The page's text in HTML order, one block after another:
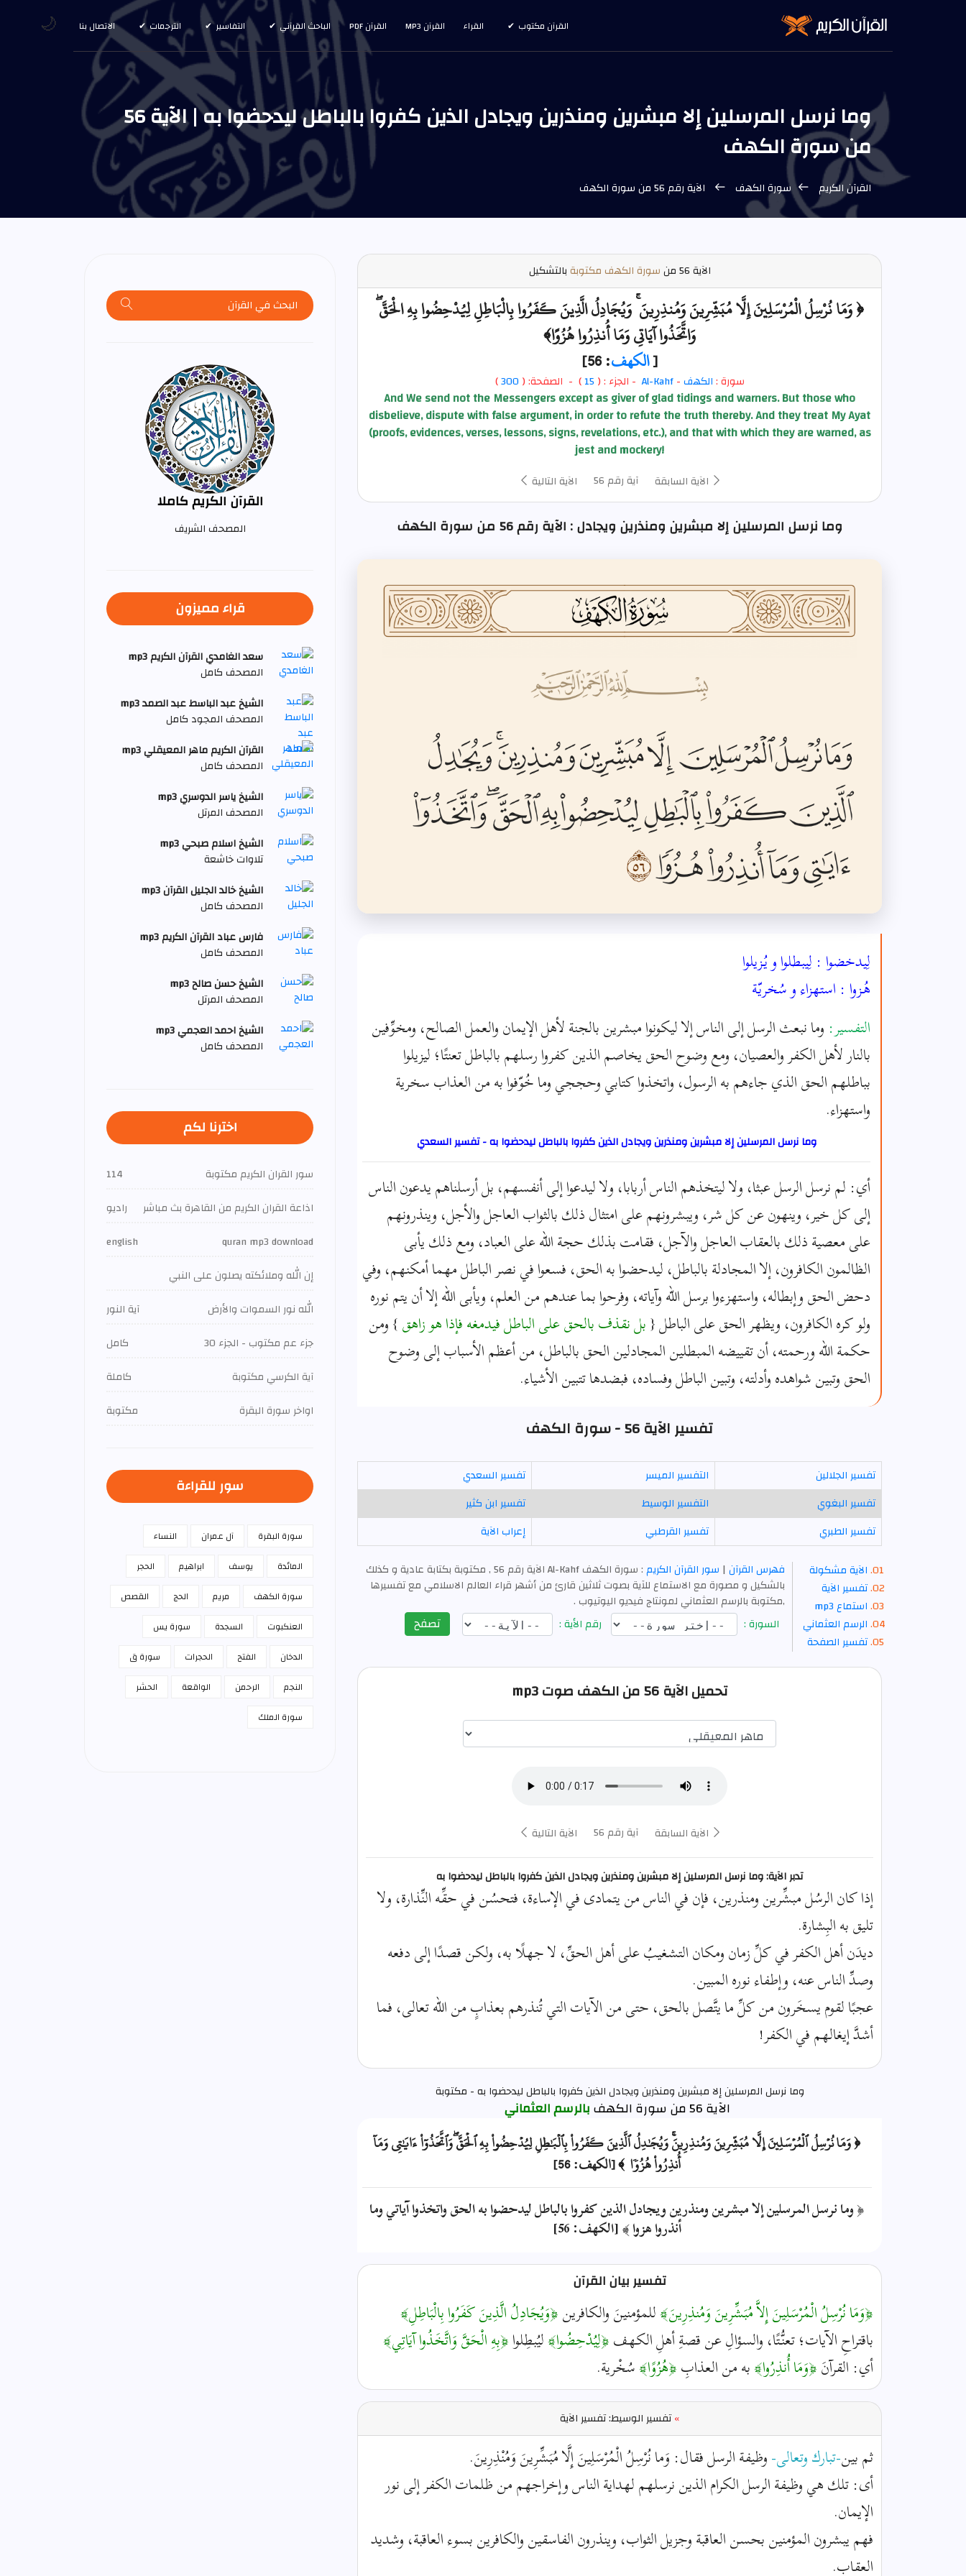
القرآن مكتوب القراء القرآن MP3 القرآن PDF الباحث القرآني التفاسير الترجمات الاتصال بنا
وما نرسل المرسلين إلا مبشرين ومنذرين ويجادل الذين كفروا بالباطل ليدحضوا به | الآية 56
من سورة الكهف
القرآن الكريم سورة الكهف الآية رقم 56 من سورة الكهف
الآية سورة الكهف مكتوبةبالتشكيل
﴿ وَمَا نُرْسِلُ الْمُرْسَلِينَ إِلَّا مُبَشِّرِينَ وَمُنذِرِينَ ۚ وَيُجَادِلُ الَّذِينَ كَفَرُوا بِالْبَاطِلِ لِيُدْحِضُوا بِهِ الْحَقَّ ۖ
وَاتَّخَذُوا آيَاتِي وَمَا أُنذِرُوا هُزُوًا﴾
[الكهف: 56]
سورة :الكهف-
Al-Kahf - الجزء : ( 15) - الصفحة: (300
)
And We send not the Messengers except as giver of glad tidings and warners. But those who
disbelieve, dispute with false argument, in order to refute the truth thereby. And they treat My Ayat
(proofs, evidences, verses, lessons, signs, revelations, etc.), and that with which they are warned, as
jest and mockery!
الآية السابقة آية رقم 56 الآية التالية
وما نرسل المرسلين إلا مبشرين ومنذرين ويجادل : الآية رقم 56 من سورة الكهف
لِيدخضوا : لِيبطلوا و يُـزيلوا
هُـزوا : استهزاء و سُخريّة
التفسير: وما نبعث الرسل إلى الناس إلا ليكونوا مبشرين بالجنة لأهل الإيمان والعمل الصالح، ومخوِّفين
بالنار لأهل الكفر والعصيان، ومع وضوح الحق يخاصم الذين كفروا رسلهم بالباطل تعنتًا؛ ليزيلوا
بباطلهم الحق الذي جاءهم به الرسول، واتخذوا كتابي وحججي وما خُوّفوا به من العذاب سخرية
واستهزاء.
وما نرسل المرسلين إلا مبشرين ومنذرين ويجادل الذين كفروا بالباطل ليدحضوا به - تفسير السعدي
أي: لم نرسل الرسل عبثا، ولا ليتخذهم الناس أربابا، ولا ليدعوا إلى أنفسهم، بل أرسلناهم يدعون الناس
إلى كل خير، وينهون عن كل شر، ويبشرونهم على امتثال ذلك بالثواب العاجل والأجل، وينذرونهم
على معصية ذلك بالعقاب العاجل والآجل، فقامت بذلك حجة الله على العباد، ومع ذلك يأبى
الظالمون الكافرون، إلا المجادلة بالباطل، ليدحضوا به الحق، فسعوا في نصر الباطل مهما أمكنهم، وفي
دحض الحق وإبطاله، واستهزءوا برسل الله وآياته، وفرحوا بما عندهم من العلم، ويأبى الله إلا أن يتم نوره
ولو كره الكافرون، ويظهر الحق على الباطل {بل نقذف بالحق على الباطل فيدمغه فإذا هو زاهق} ومن
حكمة الله ورحمته، أن تقييضه المبطلين المجادلين الحق بالباطل، من أعظم الأسباب إلى وضوح
الحق وتبين شواهده وأدلته، وتبين الباطل وفساده، فبضدها تتبين الأشياء.
تفسير الآية 56 - سورة الكهف
تفسير الجلالين التفسير الميسر
تفسير السعدي
تفسير البغوي
التفسير الوسيط
تفسير ابن كثير
تفسير الطبري
تفسير القرطبي إعراب الآية
الآية مشكولة
تفسير الآية
استماع mp3
الرسم العثماني
تفسير الصفحة
فهرس القرآن | سور القرآن الكريم
: سورة الكهف Al-Kahf الآية رقم 56 , مكتوبة بكتابة عادية و كذلك
بالشكيل و مصورة مع الاستماع للآية بصوت ثلاثين قارئ من أشهر قراء العالم الاسلامي مع تفسيرها
,مكتوبة بالرسم العثماني لمونتاج فيديو اليوتيوب .
السورة :
رقم الأية : تصفح
تحميل الآية 56 من الكهف صوت mp3
اختيار قارئ الآية
الآية السابقة آية رقم 56 الآية التالية
تدبر الآية: وما نرسل المرسلين إلا مبشرين ومنذرين ويجادل الذين كفروا بالباطل ليدحضوا به
إذا كان الرسُل مبشِّرين ومنذرين، فإن في الناس من يتمادى في الإساءة، فتحسُن في حقِّه النِّذارة، ولا
تليق به البِشارة.
ديدَن أهل الكفر في كلِّ زمان ومكان التشغيبُ على أهل الحقِّ، لا جهلًا به، ولكن قصدًا إلى دفعه
وصدِّ الناس عنه، وإطفاء نوره المبين.
عجبًا لقوم يسخَرون من كلِّ ما يتَّصل بالحق، حتى من الآيات التي تُنذرهم بعذابٍ من الله تعالى، فما
أشدَّ إيغالهم في الكفر!
وما نرسل المرسلين إلا مبشرين ومنذرين ويجادل الذين كفروا بالباطل ليدحضوا به - مكتوبة
الآية 56 من سورة الكهف بالرسم العثماني
﴿ وَمَا نُرۡسِلُ ٱلۡمُرۡسَلِينَ إِلَّا مُبَشِّرِينَ وَمُنذِرِينَۚ وَيُجَٰدِلُ ٱلَّذِينَ كَفَرُواْ بِٱلۡبَٰطِلِ لِيُدۡحِضُواْ بِهِ ٱلۡحَقَّۖ وَٱتَّخَذُوٓاْ ءَايَٰتِي وَمَآ
أُنذِرُواْ هُزُوٗا ﴾ [الكهف: 56]
﴿ وما نرسل المرسلين إلا مبشرين ومنذرين ويجادل الذين كفروا بالباطل ليدحضوا به الحق واتخذوا آياتي وما
أنذروا هزوا ﴾ [الكهف: 56]
تفسير بيان القرآن
﴿وَمَا نُرْسِلُ الْمُرْسَلِينَ إِلاَّ مُبَشِّرِينَ وَمُنذِرِينَ﴾للمؤمنينَ والكافرين﴿وَيُجَادِلُ الَّذِينَ كَفَرُوا بِالْبَاطِلِ﴾
باقتراحِ الآيات؛ تعنُّتًا، والسؤالِ عن قصةِ أهلِ الكهف﴿لِيُدْحِضُوا﴾ليُبطِلوا﴿بِهِ الْحَقَّ وَاتَّخَذُوا آيَاتِي﴾
أي: القرآنَ﴿وَمَا أُنذِرُوا﴾به من العذابِ﴿هُزُوًا﴾سُخْرية.
»تفسير الوسيط: تفسير الآية
ثم بين-تبارك وتعالى-وظيفة الرسل فقال: وَما نُرْسِلُ الْمُرْسَلِينَ إِلَّا مُبَشِّرِينَ وَمُنْذِرِينَ.
أى: تلك هي وظيفة الرسل الكرام الذين نرسلهم لهداية الناس وإخراجهم من ظلمات الكفر إلى نور
الإيمان.
فهم يبشرون المؤمنين بحسن العاقبة وجزيل الثواب، وينذرون الفاسقين والكافرين بسوء العاقبة، وشديد
العقاب.
القرآن الكريم كاملا
المصحف الشريف
قراء مميزون
سعد الغامدي القرآن الكريم mp3
المصحف كامل
الشيخ عبد الباسط عبد الصمد mp3
المصحف المجود كامل
القرآن الكريم ماهر المعيقلي mp3
المصحف كامل
الشيخ ياسر الدوسري mp3
المصحف المرتل
الشيخ اسلام صبحي mp3
تلاوات خاشعة
الشيخ خالد الجليل القرآن mp3
المصحف كامل
فارس عباد القرآن الكريم mp3
المصحف كامل
الشيخ حسن صالح mp3
المصحف المرتل
الشيخ احمد العجمي mp3
المصحف كامل
اخترنا لكم
سور القران الكريم مكتوبة
114
اذاعة القران الكريم من القاهرة بث مباشر
راديو
quran mp3 download
english
إن الله وملائكته يصلون على النبي
الله نور السموات والأرض
آية النور
جزء عم مكتوب - الجزء 30
كامل
آية الكرسي مكتوبة
كاملة
اواخر سورة البقرة
مكتوبة
سور للقراءة
سورة البقرة آل عمران
النساء
المائدة
يوسف ابراهيم
الحجر
سورة الكهف
مريم الحج
القصص
العنكبوت
السجدة
سورة يس
الدخان
الفتح الحجرات
سورة ق
النجم
الرحمن الواقعة
الحشر
سورة الملك
🌙